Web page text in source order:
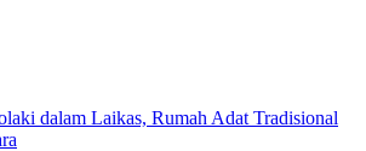
dalam Laikas, Rumah Adat Tradisional